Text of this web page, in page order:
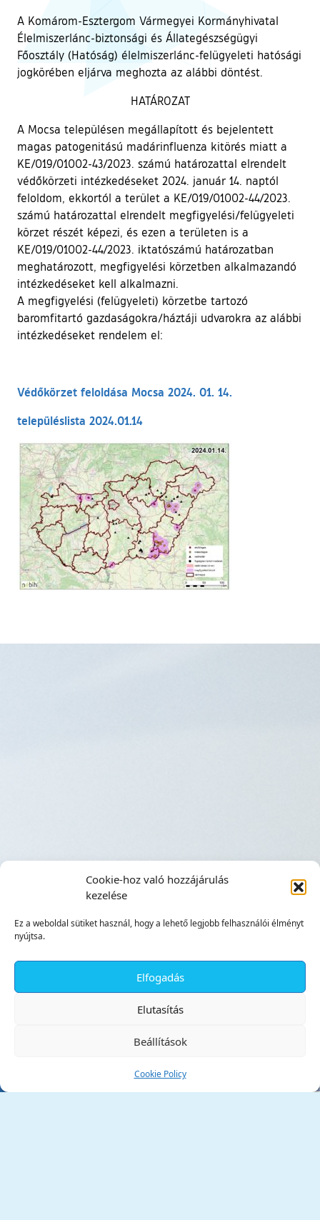
Cookie-hoz való hozzájárulás
kezelése
Ez a weboldal sütiket használ, hogy a lehető legjobb felhasználói élményt
nyújtsa.
Elfogadás
Elutasítás
Beállítások
Cookie Policy
A Komárom-Esztergom Vármegyei Kormányhivatal
Élelmiszerlánc-biztonsági és Állategészségügyi
Főosztály (Hatóság) élelmiszerlánc-felügyeleti hatósági
jogkörében eljárva meghozta az alábbi döntést.
HATÁROZAT
A Mocsa településen megállapított és bejelentett
magas patogenitású madárinfluenza kitörés miatt a
KE/019/01002-43/2023. számú határozattal elrendelt
védőkörzeti intézkedéseket 2024. január 14. naptól
feloldom, ekkortól a terület a KE/019/01002-44/2023.
számú határozattal elrendelt megfigyelési/felügyeleti
körzet részét képezi, és ezen a területen is a
KE/019/01002-44/2023. iktatószámú határozatban
meghatározott, megfigyelési körzetben alkalmazandó
intézkedéseket kell alkalmazni.
A megfigyelési (felügyeleti) körzetbe tartozó
baromfitartó gazdaságokra/háztáji udvarokra az alábbi
intézkedéseket rendelem el:
Védőkörzet feloldása Mocsa 2024. 01. 14.
településlista 2024.01.14
Tata Város Önkormányzata
✕